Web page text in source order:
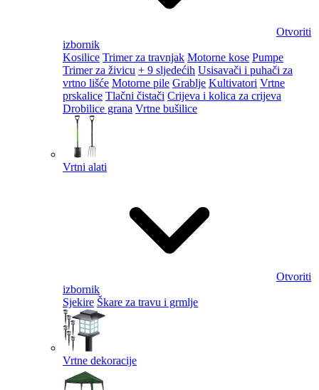
Otvoriti
izbornik
Kosilice Trimer za travnjak Motorne kose Pumpe
Trimer za živicu + 9 sljedećih Usisavači i puhači za
vrtno lišće Motorne pile Grablje Kultivatori Vrtne
prskalice Tlačni čistači Crijeva i kolica za crijeva
Drobilice grana Vrtne bušilice
Vrtni alati
Otvoriti
izbornik
Sjekire Škare za travu i grmlje
Vrtne dekoracije